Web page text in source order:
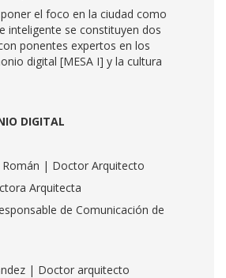
el foco en la ciudad como
inteligente se constituyen dos
ponentes expertos en los
digital [MESA I] y la cultura
DIGITAL
Román | Doctor Arquitecto
Arquitecta
de Comunicación de
| Doctor arquitecto